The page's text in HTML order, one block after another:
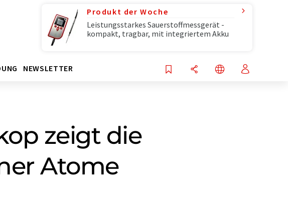
Produkt der Woche
Leistungsstarkes Sauerstoffmessgerät -
kompakt, tragbar, mit integriertem Akku
NEWSLETTER
zeigt die
Atome